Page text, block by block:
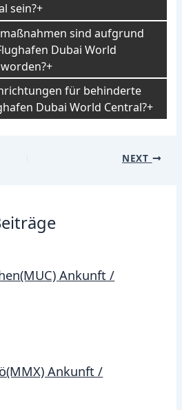
sein?
sind aufgrund
Dubai World
für behinderte
Dubai World Central?
NEXT
Ankunft /
Ankunft /